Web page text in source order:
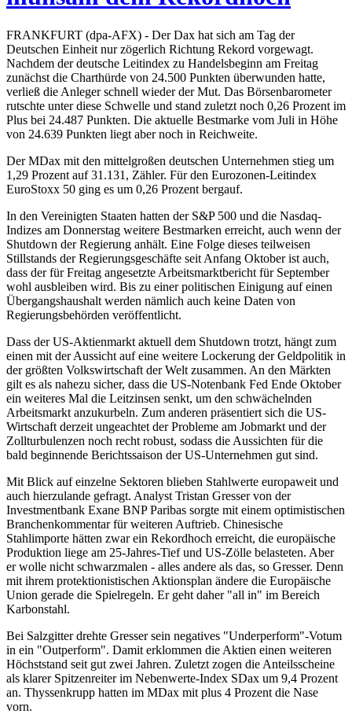
FRANKFURT (dpa-AFX) - Der Dax hat sich am Tag der
Deutschen Einheit nur zögerlich Richtung Rekord vorgewagt.
Nachdem der deutsche Leitindex zu Handelsbeginn am Freitag
zunächst die Charthürde von 24.500 Punkten überwunden hatte,
verließ die Anleger schnell wieder der Mut. Das Börsenbarometer
rutschte unter diese Schwelle und stand zuletzt noch 0,26 Prozent im
Plus bei 24.487 Punkten. Die aktuelle Bestmarke vom Juli in Höhe
von 24.639 Punkten liegt aber noch in Reichweite.
Der MDax mit den mittelgroßen deutschen Unternehmen stieg um
1,29 Prozent auf 31.131, Zähler. Für den Eurozonen-Leitindex
EuroStoxx 50 ging es um 0,26 Prozent bergauf.
In den Vereinigten Staaten hatten der S&P 500 und die Nasdaq-
Indizes am Donnerstag weitere Bestmarken erreicht, auch wenn der
Shutdown der Regierung anhält. Eine Folge dieses teilweisen
Stillstands der Regierungsgeschäfte seit Anfang Oktober ist auch,
dass der für Freitag angesetzte Arbeitsmarktbericht für September
wohl ausbleiben wird. Bis zu einer politischen Einigung auf einen
Übergangshaushalt werden nämlich auch keine Daten von
Regierungsbehörden veröffentlicht.
Dass der US-Aktienmarkt aktuell dem Shutdown trotzt, hängt zum
einen mit der Aussicht auf eine weitere Lockerung der Geldpolitik in
der größten Volkswirtschaft der Welt zusammen. An den Märkten
gilt es als nahezu sicher, dass die US-Notenbank Fed Ende Oktober
ein weiteres Mal die Leitzinsen senkt, um den schwächelnden
Arbeitsmarkt anzukurbeln. Zum anderen präsentiert sich die US-
Wirtschaft derzeit ungeachtet der Probleme am Jobmarkt und der
Zollturbulenzen noch recht robust, sodass die Aussichten für die
bald beginnende Berichtssaison der US-Unternehmen gut sind.
Mit Blick auf einzelne Sektoren blieben Stahlwerte europaweit und
auch hierzulande gefragt. Analyst Tristan Gresser von der
Investmentbank Exane BNP Paribas sorgte mit einem optimistischen
Branchenkommentar für weiteren Auftrieb. Chinesische
Stahlimporte hätten zwar ein Rekordhoch erreicht, die europäische
Produktion liege am 25-Jahres-Tief und US-Zölle belasteten. Aber
er wolle nicht schwarzmalen - alles andere als das, so Gresser. Denn
mit ihrem protektionistischen Aktionsplan ändere die Europäische
Union gerade die Spielregeln. Er geht daher "all in" im Bereich
Karbonstahl.
Bei Salzgitter drehte Gresser sein negatives "Underperform"-Votum
in ein "Outperform". Damit erklommen die Aktien einen weiteren
Höchststand seit gut zwei Jahren. Zuletzt zogen die Anteilsscheine
als klarer Spitzenreiter im Nebenwerte-Index SDax um 9,4 Prozent
an. Thyssenkrupp hatten im MDax mit plus 4 Prozent die Nase
vorn.